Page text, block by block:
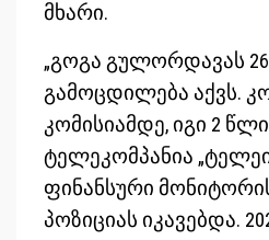
მხარი.
„გოგა გულორდავას
გამოცდილება აქვს.
კომისიამდე, იგი 2
ტელეკომპანია
ფინანსური
პოზიციას იკავებდა.